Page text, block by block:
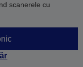
scanerele cu